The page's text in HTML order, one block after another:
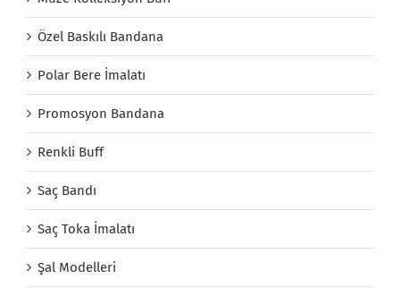
Özel Baskılı Bandana
Polar Bere İmalatı
Promosyon Bandana
Renkli Buff
Saç Bandı
Saç Toka İmalatı
Şal Modelleri